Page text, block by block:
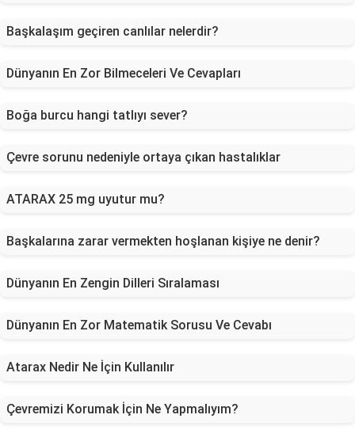
Başkalaşım geçiren canlılar nelerdir?
Dünyanın En Zor Bilmeceleri Ve Cevapları
Boğa burcu hangi tatlıyı sever?
Çevre sorunu nedeniyle ortaya çıkan hastalıklar
ATARAX 25 mg uyutur mu?
Başkalarına zarar vermekten hoşlanan kişiye ne denir?
Dünyanın En Zengin Dilleri Sıralaması
Dünyanın En Zor Matematik Sorusu Ve Cevabı
Atarax Nedir Ne İçin Kullanılır
Çevremizi Korumak İçin Ne Yapmalıyım?